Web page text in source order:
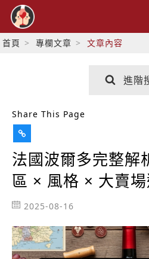
首頁 專欄文章 文章內容
進階
Share This Page
法國波爾多完整解
區 × 風格 × 大賣
2025-08-16